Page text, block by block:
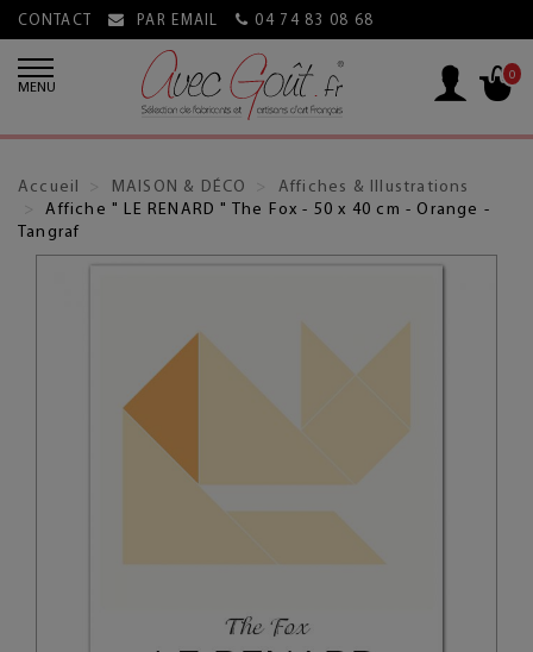
CONTACT PAR EMAIL 04 74 83 08 68
MENU
0
Accueil MAISON & DÉCO
Affiches & Illustrations
Affiche " LE RENARD " The Fox - 50 x 40 cm - Orange -
Tangraf